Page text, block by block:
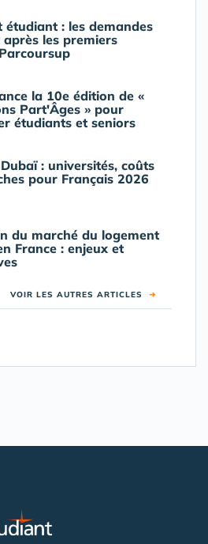
étudiant : les demandes
les premiers
la 10e édition de «
Part'Âges » pour
étudiants et seniors
: universités, coûts
pour Français 2026
du marché du logement
France : enjeux et
VOIR LES AUTRES ARTICLES ➜